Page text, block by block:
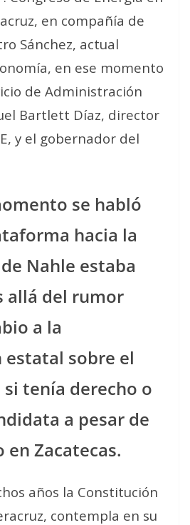
en compañía de
Sánchez, actual
en ese momento
de Administración
Bartlett Díaz, director
y el gobernador del
se habló
hacia la
Nahle estaba
allá del rumor
a la
sobre el
tenía derecho o
a pesar de
en Zacatecas.
años la Constitución
contempla en su